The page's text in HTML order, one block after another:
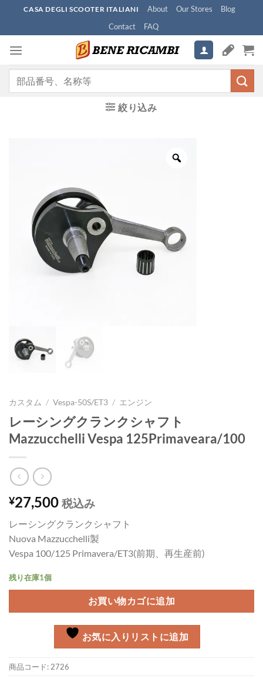
content
CASA DEGLI SCOOTER ITALIANI About Our Stores
Blog
Contact
FAQ
絞り込み
カスタム / Vespa-50S/ET3 / エンジン
レーシングクランクシャフト
Mazzucchelli Vespa 125Primaveara/100
¥27,500 税込み
レーシングクランクシャフト
Nuova Mazzucchelli製
Vespa 100/125 Primavera/ET3(前期、再生産前)
残り在庫1個
お買い物カゴに追加
お気に入りリストに追加
商品コード:2726